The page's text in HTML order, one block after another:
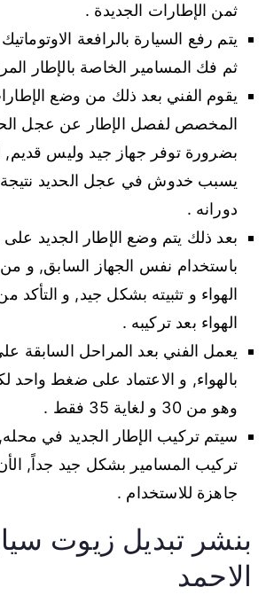
ثمن الإطارات الجديدة .
يتم رفع السيارة بالرافعة
ثم فك المسامير الخاصة بالإطار
يقوم الفني بعد ذلك من وضع
المخصص لفصل الإطار عن عجل
بضرورة توفر جهاز جيد وليس قديم,
يسبب خدوش في عجل الحديد نتيجة
دورانه .
بعد ذلك يتم وضع الإطار الجديد
باستخدام نفس الجهاز السابق, و
الهواء و تثبيته بشكل جيد, و
الهواء بعد تركيبه .
يعمل الفني بعد المراحل السابقة
بالهواء, و الاعتماد على ضغط واحد
وهو من 30 و لغاية 35 فقط .
سيتم تركيب الإطار الجديد في
تركيب المسامير بشكل جيد جداً,
جاهزة للاستخدام .
بنشر تبديل زيوت
الاحمد